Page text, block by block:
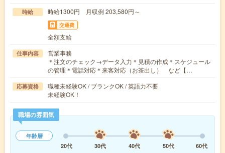
時給 時給1300円 月収例 203,580円～
交通費
全額支給
仕事内容
営業事務
＊注文のチェック→データ入力＊見積の作成＊スケジュール
の管理＊電話対応＊来客対応（お茶出し） など【…
応募資格
職種未経験OK / ブランクOK / 英語力不要
未経験OK！
職場の雰囲気
年齢層
20代
30代 40代 50代
60代